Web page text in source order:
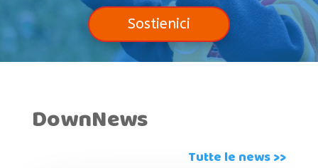
Sostienici
DownNews
Tutte le news >>